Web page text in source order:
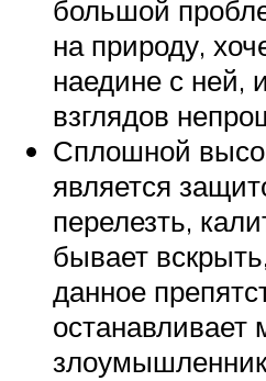
большой
на природу,
наедине с ней,
взглядов
Сплошной
является
перелезть,
бывает
данное
останавливает